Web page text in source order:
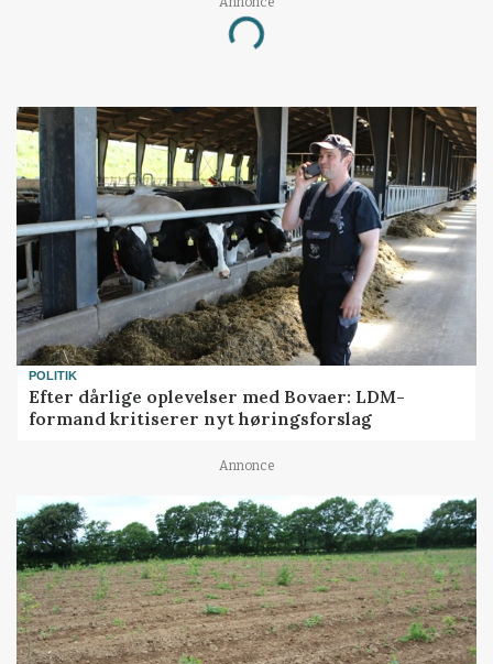
Loading...
POLITIK
Efter dårlige oplevelser med Bovaer: LDM-
formand kritiserer nyt høringsforslag
Annonce